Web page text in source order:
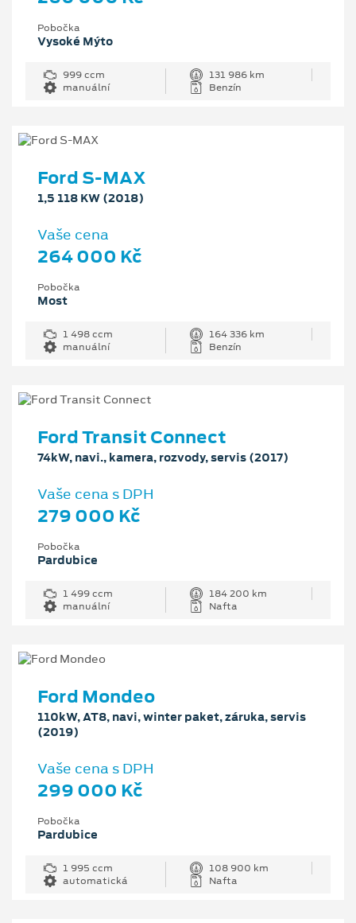
Pobočka
Vysoké Mýto
999 ccm
131 986 km
manuální
Benzín
Ford S-MAX
1,5 118 KW (2018)
Vaše cena
264 000 Kč
Pobočka
Most
1 498 ccm
164 336 km
manuální
Benzín
Ford Transit Connect
74kW, navi., kamera, rozvody, servis (2017)
Vaše cena s DPH
279 000 Kč
Pobočka
Pardubice
1 499 ccm
184 200 km
manuální
Nafta
Ford Mondeo
110kW, AT8, navi, winter paket, záruka, servis
(2019)
Vaše cena s DPH
299 000 Kč
Pobočka
Pardubice
1 995 ccm
108 900 km
automatická
Nafta